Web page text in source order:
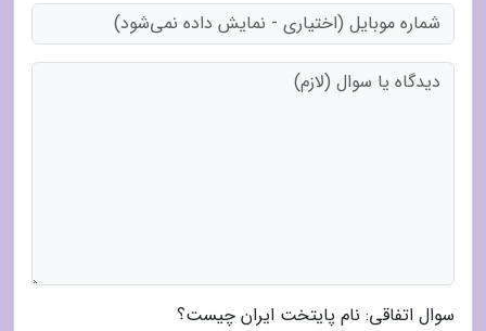
سوال اتفاقی: نام پایتخت ایران چیست؟